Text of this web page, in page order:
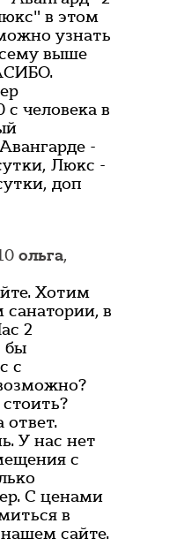
в этом
узнать
выше
человека в
-
Люкс -
доп
ольга,
Хотим
в
2
бы
с
ответ.
У нас нет
с
С ценами
в
сайте.